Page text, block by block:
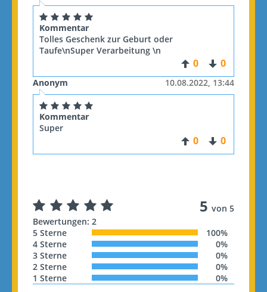
Kommentar
Tolles Geschenk zur Geburt oder
Taufe\nSuper Verarbeitung \n
0 0
Anonym 10.08.2022, 13:44
Kommentar
Super
0 0
5 von 5
Bewertungen: 2
5 Sterne
100%
4 Sterne
0%
3 Sterne
0%
2 Sterne
0%
1 Sterne
0%